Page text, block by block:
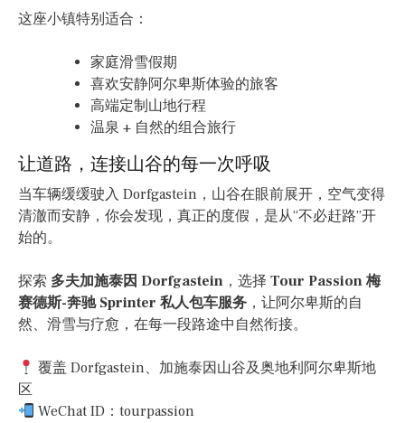
这座小镇特别适合：
家庭滑雪假期
喜欢安静阿尔卑斯体验的旅客
高端定制山地行程
温泉 + 自然的组合旅行
让道路，连接山谷的每一次呼吸
当车辆缓缓驶入 Dorfgastein，山谷在眼前展开，空气变得
清澈而安静，你会发现，真正的度假，是从“不必赶路”开
始的。
探索 多夫加施泰因 Dorfgastein ，选择 Tour Passion 梅
赛德斯-奔驰 Sprinter 私人包车服务 ，让阿尔卑斯的自
然、滑雪与疗愈，在每一段路途中自然衔接。
覆盖 Dorfgastein、加施泰因山谷及奥地利阿尔卑斯地
区
WeChat ID：tourpassion